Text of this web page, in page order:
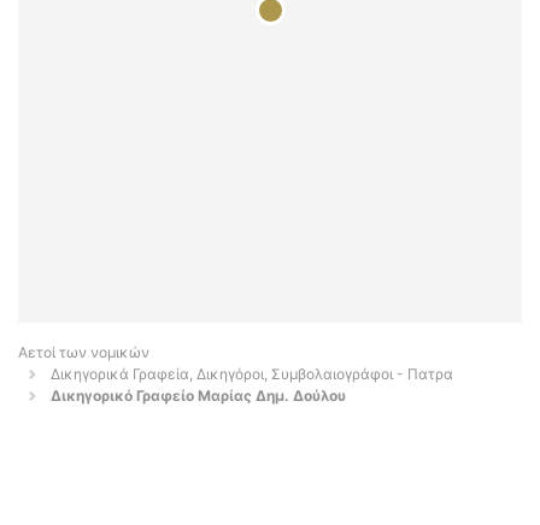
Αετοί των νομικών
Δικηγορικά Γραφεία, Δικηγόροι, Συμβολαιογράφοι - Πατρα
Δικηγορικό Γραφείο Μαρίας Δημ. Δούλου